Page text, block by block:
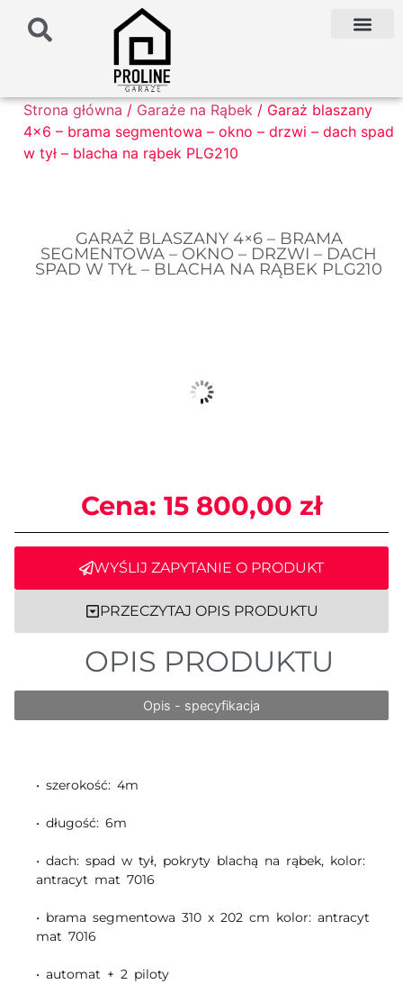
Strona główna / Garaże na Rąbek / Garaż blaszany
4×6 – brama segmentowa – okno – drzwi – dach spad
w tył – blacha na rąbek PLG210
GARAŻ BLASZANY 4×6 – BRAMA
SEGMENTOWA – OKNO – DRZWI – DACH
SPAD W TYŁ – BLACHA NA RĄBEK PLG210
Cena: 15 800,00 zł
WYŚLIJ ZAPYTANIE O PRODUKT
PRZECZYTAJ OPIS PRODUKTU
OPIS PRODUKTU
Opis - specyfikacja
• szerokość: 4m
• długość: 6m
• dach: spad w tył, pokryty blachą na rąbek, kolor:
antracyt mat 7016
• brama segmentowa 310 x 202 cm kolor: antracyt
mat 7016
• automat + 2 piloty